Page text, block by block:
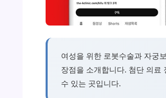
여성을 위한 로봇수술과 자궁
장점을 소개합니다. 첨단 의료
수 있는 곳입니다.